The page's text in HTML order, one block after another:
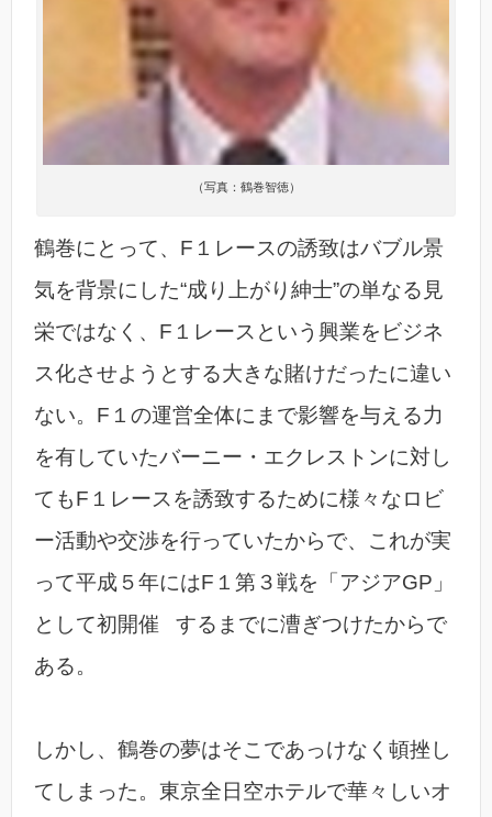
（写真：鶴巻智徳）
鶴巻にとって、F１レースの誘致はバブル景
気を背景にした“成り上がり紳士”の単なる見
栄ではなく、F１レースという興業をビジネ
ス化させようとする大きな賭けだったに違い
ない。F１の運営全体にまで影響を与える力
を有していたバーニー・エクレストンに対し
てもF１レースを誘致するために様々なロビ
ー活動や交渉を行っていたからで、これが実
って平成５年にはF１第３戦を「アジアGP」
として初開催 するまでに漕ぎつけたからで
ある。
しかし、鶴巻の夢はそこであっけなく頓挫し
てしまった。東京全日空ホテルで華々しいオ